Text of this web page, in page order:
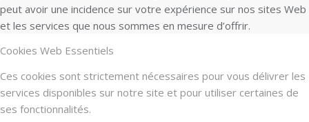
peut avoir une incidence sur votre expérience sur nos sites Web
et les services que nous sommes en mesure d’offrir.
Cookies Web Essentiels
Ces cookies sont strictement nécessaires pour vous délivrer les
services disponibles sur notre site et pour utiliser certaines de
ses fonctionnalités.